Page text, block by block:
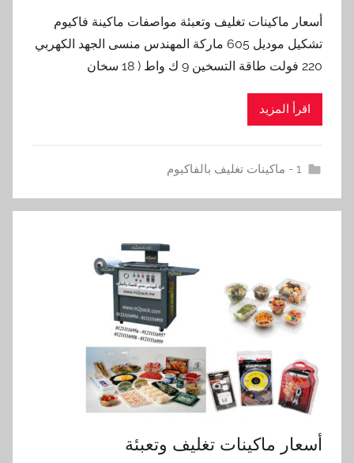
أسعار ماكينات تغليف وتعبئة مواصفات ماكينة فاكيوم
تشكيل موديل 605 ماركة المهندس منسى الجهد الكهربي
220 فولت طاقة التسخين 9 ك واط ( 18 سخان
اقرأ المزيد
1 - ماكينات تغليف بالفاكيوم
أسعار ماكينات تغليف وتعبئة